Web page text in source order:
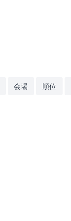
会場 順位